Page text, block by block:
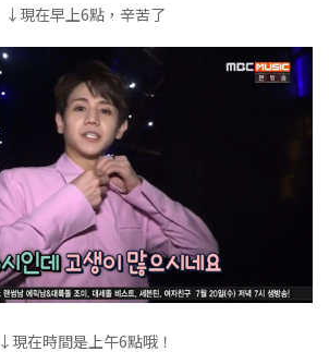
↓現在早上6點，辛苦了
↓現在時間是上午6點哦！